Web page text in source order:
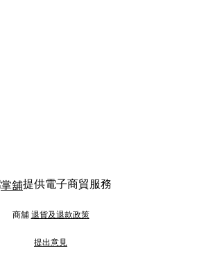
提供電子商貿服務
商舖 退貨及退款政策
提出意見